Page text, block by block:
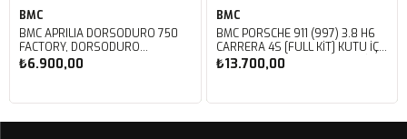
BMC
BMC APRILIA DORSODURO 750
FACTORY, DORSODURO
900, SHIVER 750 GT, SHIVER
750 KUTU İÇİ PERFORMANS
₺6.900,00
BMC
BMC PORSCHE 911 (997) 3.8 H6
CARRERA 4S [FULL KIT] KUTU İÇİ
PERFORMANS HAVA FİLTRESİ
FB468/20
₺13.700,00